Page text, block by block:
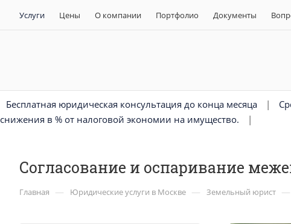
Услуги Цены О компании Портфолио Документы
Бесплатная юридическая консультация до конца месяца |
снижения в % от налоговой экономии на имущество.
|
Согласование и оспаривание
Главная — Юридические услуги в Москве — Земельный юрист —